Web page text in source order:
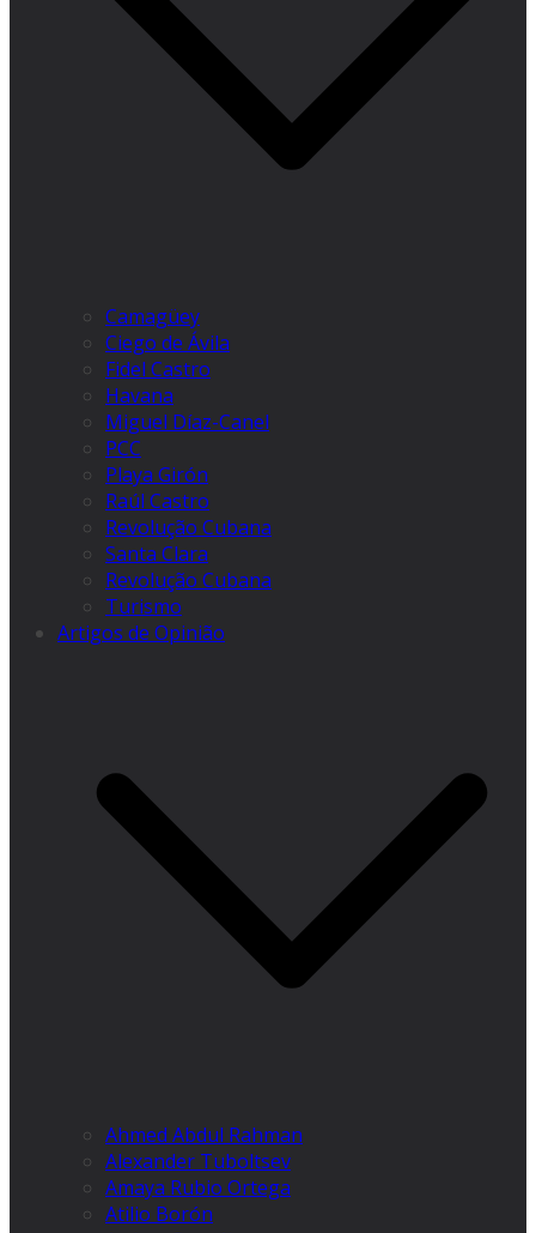
Camagüey
Ciego de Ávila
Fidel Castro
Havana
Miguel Díaz-Canel
PCC
Playa Girón
Raúl Castro
Revolução Cubana
Santa Clara
Revolução Cubana
Turismo
Artigos de Opinião
Ahmed Abdul Rahman
Alexander Tuboltsev
Amaya Rubio Ortega
Atilio Borón